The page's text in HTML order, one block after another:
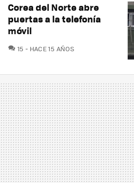
Corea del Norte abre
puertas a la telefonía
móvil
15 COMENTARIOS
HACE 15 AÑOS